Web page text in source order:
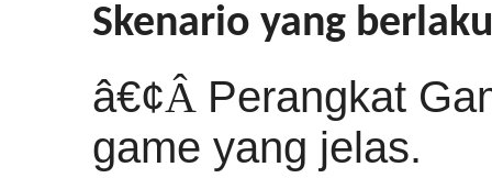
Skenario yang
â€¢Â Perangkat
game yang jelas.